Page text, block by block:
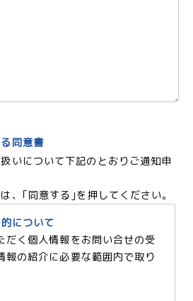
同意書
いについて下記のとおりご通知申
、｢同意する｣を押してください。
について
だく個人情報をお問い合せの受
報の紹介に必要な範囲内で取り